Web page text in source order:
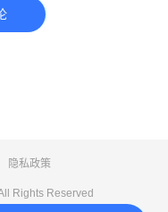
隐私政策
Rights Reserved